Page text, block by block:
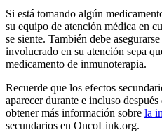
Si está tomando algún
su equipo de atención médica en
se siente. También debe
involucrado en su atención sepa
medicamento de inmunoterapia.
Recuerde que los efectos
aparecer durante e incluso
obtener más información sobre la
secundarios en OncoLink.org.